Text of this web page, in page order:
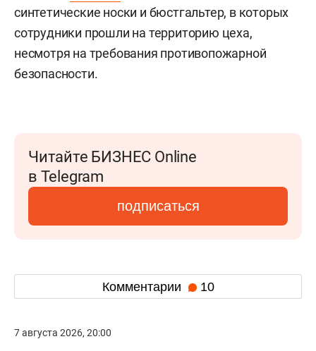
синтетические носки и бюстгальтер, в которых
сотрудники прошли на территорию цеха,
несмотря на требования противопожарной
безопасности.
Читайте БИЗНЕС Online
в Telegram
подписаться
Комментарии 10
7 августа 2026, 20:00